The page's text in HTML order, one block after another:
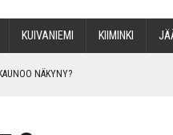
KUI­VA­NIE­MI KII­MIN­KI
NÄKYNY?
VOI SAA­DA AVUSTUSTA